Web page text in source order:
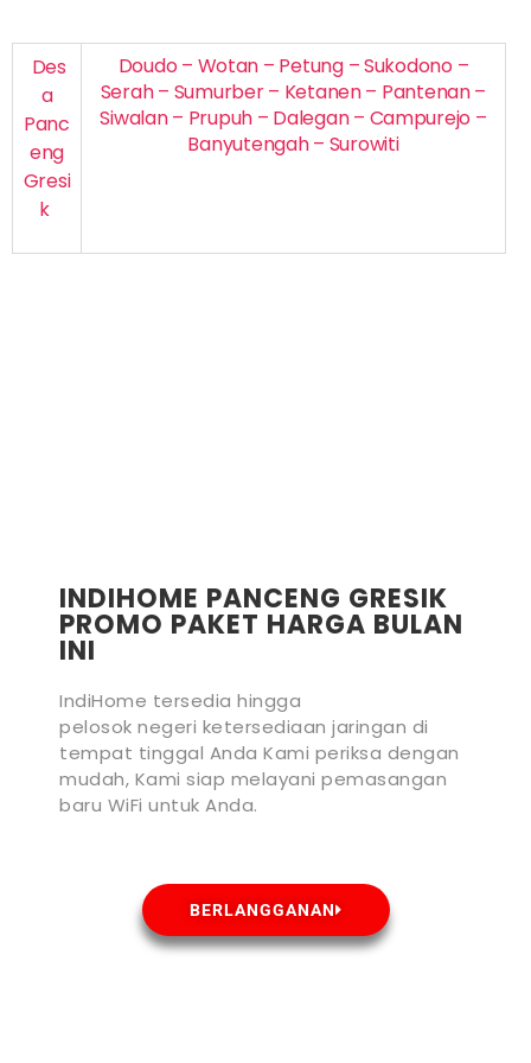
Des
a
Panc
eng
Gresi
k
Doudo – Wotan – Petung – Sukodono –
Serah – Sumurber – Ketanen – Pantenan –
Siwalan – Prupuh – Dalegan – Campurejo –
Banyutengah – Surowiti
INDIHOME PANCENG GRESIK
PROMO PAKET HARGA BULAN
INI
IndiHome tersedia hingga
pelosok negeri ketersediaan jaringan di
tempat tinggal Anda Kami periksa dengan
mudah, Kami siap melayani pemasangan
baru WiFi untuk Anda.
BERLANGGANAN